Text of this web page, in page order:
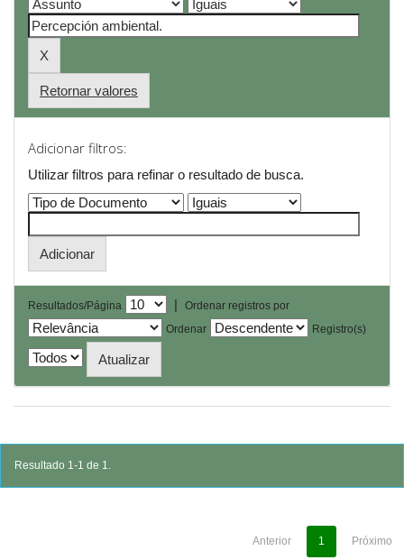
Retornar valores
Adicionar filtros:
Utilizar filtros para refinar o resultado de busca.
Resultados/Página |
Ordenar registros por
Ordenar
Registro(s)
Resultado 1-1 de 1.
Anterior 1 Próximo